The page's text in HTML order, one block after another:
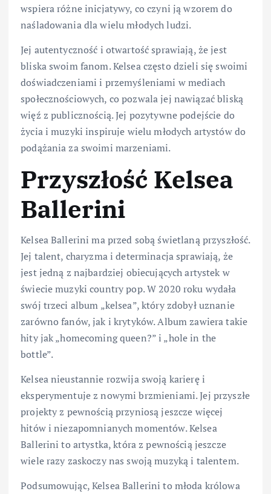
wspiera różne inicjatywy, co czyni ją wzorem do
naśladowania dla wielu młodych ludzi.
Jej autentyczność i otwartość sprawiają, że jest
bliska swoim fanom. Kelsea często dzieli się swoimi
doświadczeniami i przemyśleniami w mediach
społecznościowych, co pozwala jej nawiązać bliską
więź z publicznością. Jej pozytywne podejście do
życia i muzyki inspiruje wielu młodych artystów do
podążania za swoimi marzeniami.
Przyszłość Kelsea
Ballerini
Kelsea Ballerini ma przed sobą świetlaną przyszłość.
Jej talent, charyzma i determinacja sprawiają, że
jest jedną z najbardziej obiecujących artystek w
świecie muzyki country pop. W 2020 roku wydała
swój trzeci album „kelsea”, który zdobył uznanie
zarówno fanów, jak i krytyków. Album zawiera takie
hity jak „homecoming queen?” i „hole in the
bottle”.
Kelsea nieustannie rozwija swoją karierę i
eksperymentuje z nowymi brzmieniami. Jej przyszłe
projekty z pewnością przyniosą jeszcze więcej
hitów i niezapomnianych momentów. Kelsea
Ballerini to artystka, która z pewnością jeszcze
wiele razy zaskoczy nas swoją muzyką i talentem.
Podsumowując, Kelsea Ballerini to młoda królowa